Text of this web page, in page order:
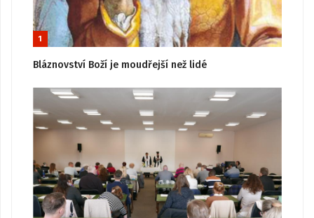
1
Bláznovství Boží je moudřejší než lidé